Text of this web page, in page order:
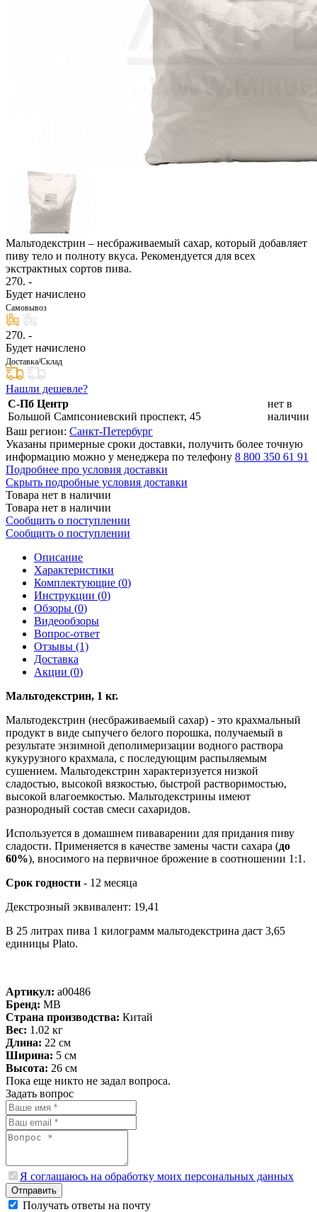
Мальтодекстрин – несбраживаемый сахар, который добавляет
пиву тело и полноту вкуса. Рекомендуется для всех
экстрактных сортов пива.
270. -
Будет начислено
Самовывоз
270. -
Будет начислено
Доставка/Склад
Нашли дешевле?
С-Пб Центр
Большой Сампсониевский проспект, 45
нет в
наличии
Ваш регион: Санкт-Петербург
Указаны примерные сроки доставки, получить более точную
информацию можно у менеджера по телефону 8 800 350 61 91
Подробнее про условия доставки
Скрыть подробные условия доставки
Товара нет в наличии
Товара нет в наличии
Сообщить о поступлении
Сообщить о поступлении
Описание
Характеристики
Комплектующие (0)
Инструкции (0)
Обзоры (0)
Видеообзоры
Вопрос-ответ
Отзывы (1)
Доставка
Акции (0)
Мальтодекстрин, 1 кг.
Мальтодекстрин (несбраживаемый сахар) - это крaхмальный
продукт в виде сыпучего белого порошка, получаемый в
результате энзимной деполимеризации водного раствора
кукурузного крахмала, с последующим распыляемым
сушением. Мальтодекстрин характеризуется низкой
сладостью, высокой вязкостью, быстрой растворимостью,
высокой влагоемкостью. Мальтодекстрины имеют
разнородный состав смеси сахаридов.
Используется в домашнем пиваварении для придания пиву
сладости. Применяется в качестве замены части сахара (до
60%), вносимого на первичное брожение в соотношении 1:1.
Срок годности - 12 месяца
Декстрозный эквивалент: 19,41
В 25 литрах пива 1 килограмм мальтодекстрина даст 3,65
единицы Plato.
Артикул: a00486
Бренд: MB
Страна производства: Китай
Вес: 1.02 кг
Длина: 22 см
Ширина: 5 см
Высота: 26 см
Пока еще никто не задал вопроса.
Задать вопрос
Я соглашаюсь на обработку моих персональных данных
Отправить
Получать ответы на почту